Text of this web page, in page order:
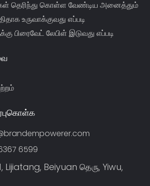
தெரிந்து கொள்ள வேண்டிய அனைத்தும்
உருவாக்குவது எப்படி
பிரைவேட் லேபிள் இடுவது எப்படி
6599
Lijiatang, Beiyuan தெரு, Yiwu,